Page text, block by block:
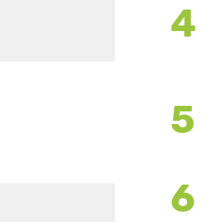
4
5
6